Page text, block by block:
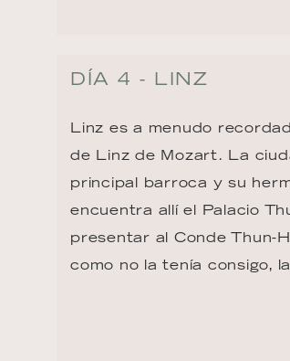
DÍA 4 - LINZ
Linz es a menudo
de Linz de Mozart. La
principal barroca y su
encuentra allí el Palacio
presentar al Conde Thun-
como no la tenía consigo,